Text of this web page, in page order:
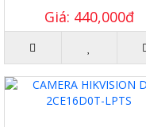
Giá: 440,000đ